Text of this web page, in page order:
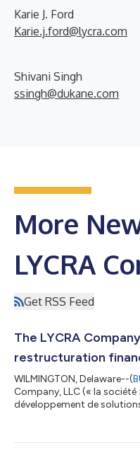
Karie J. Ford
Karie.j.ford@lycra.com
Shivani Singh
ssingh@dukane.com
More
LYCRA
Get RSS Feed
The LYCRA
restructuration
WILMINGTON, Delaware--(
Company, LLC (« la
développement de
financière globale et